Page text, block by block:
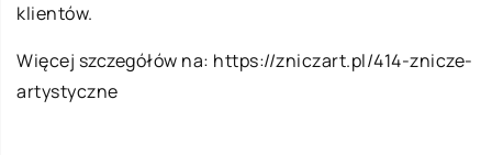
klientów.
Więcej szczegółów na: https://zniczart.pl/414-znicze-
artystyczne